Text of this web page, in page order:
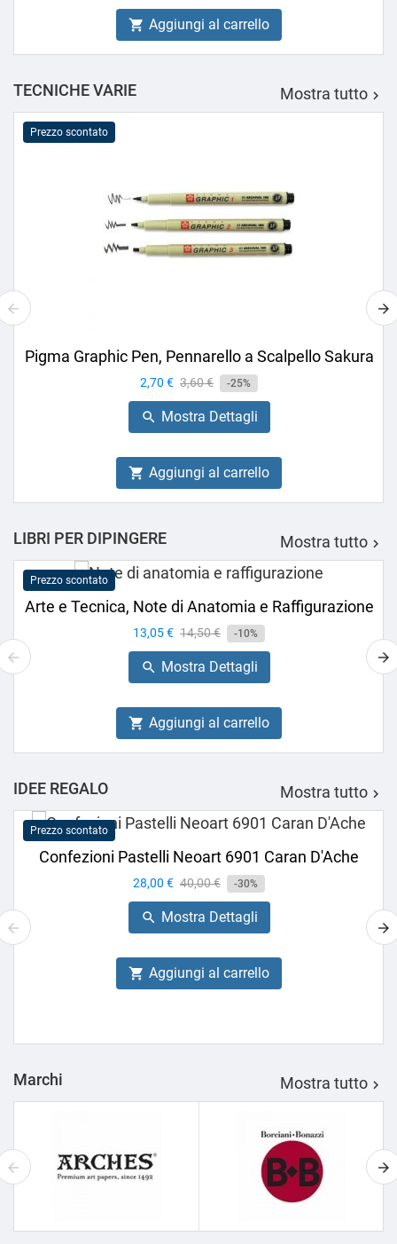
 Aggiungi al carrello
TECNICHE VARIE Mostra tutto 
Prezzo scontato
Pigma Graphic Pen, Pennarello a Scalpello Sakura
Prezzo
2,70 € Prezzo
base
3,60 € -25%
 Mostra Dettagli
 Aggiungi al carrello
LIBRI PER DIPINGERE Mostra tutto 
Prezzo scontato
Arte e Tecnica, Note di Anatomia e Raffigurazione
Prezzo
13,05 € Prezzo
base
14,50 € -10%
 Mostra Dettagli
 Aggiungi al carrello
IDEE REGALO Mostra tutto 
Prezzo scontato
Confezioni Pastelli Neoart 6901 Caran D'Ache
Prezzo
28,00 € Prezzo
base
40,00 € -30%
 Mostra Dettagli
 Aggiungi al carrello
Marchi Mostra tutto 